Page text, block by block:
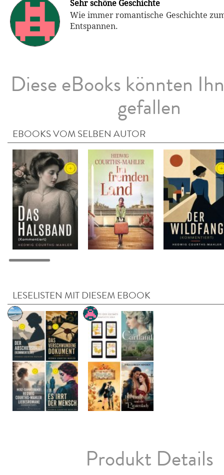
Sehr schöne Geschichte
Wie immer romantische Geschichte
Entspannen.
Diese eBooks könnten
gefallen
EBOOKS VOM SELBEN AUTOR
LESELISTEN MIT DIESEM EBOOK
Produkt Details